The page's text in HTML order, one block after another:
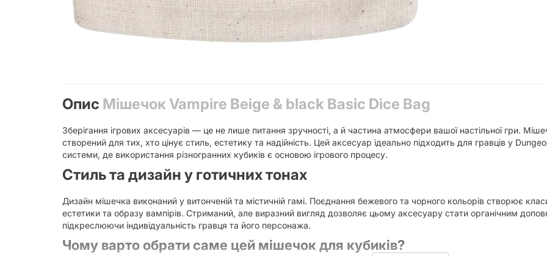
Опис Мішечок Vampire Beige & black Basic Dice Bag
Зберігання ігрових аксесуарів — це не лише питання зручності, а й частина атмосфери вашої настільної гри.
створений для тих, хто цінує стиль, естетику та надійність. Цей аксесуар ідеально підходить для гравців у
системи, де використання різногранних кубиків є основою ігрового процесу.
Стиль та дизайн у готичних тонах
Дизайн мішечка виконаний у витонченій та містичній гамі. Поєднання бежевого та чорного кольорів створює
естетики та образу вампірів. Стриманий, але виразний вигляд дозволяє цьому аксесуару стати органічним
підкреслюючи індивідуальність гравця та його персонажа.
Чому варто обрати саме цей мішечок для кубиків?